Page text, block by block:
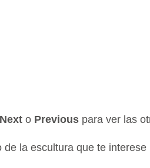
Nexto Previouspara ver las
de la escultura que te interese